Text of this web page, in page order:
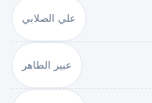
علي الصلابي
عبير الطاهر